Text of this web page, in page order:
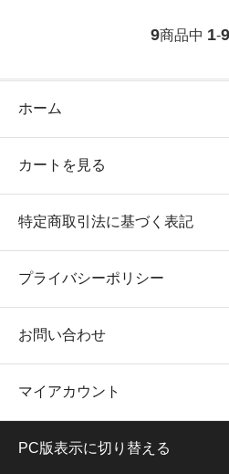
9商品中 1-9
ホーム
カートを見る
特定商取引法に基づく表記
プライバシーポリシー
お問い合わせ
マイアカウント
PC版表示に切り替える